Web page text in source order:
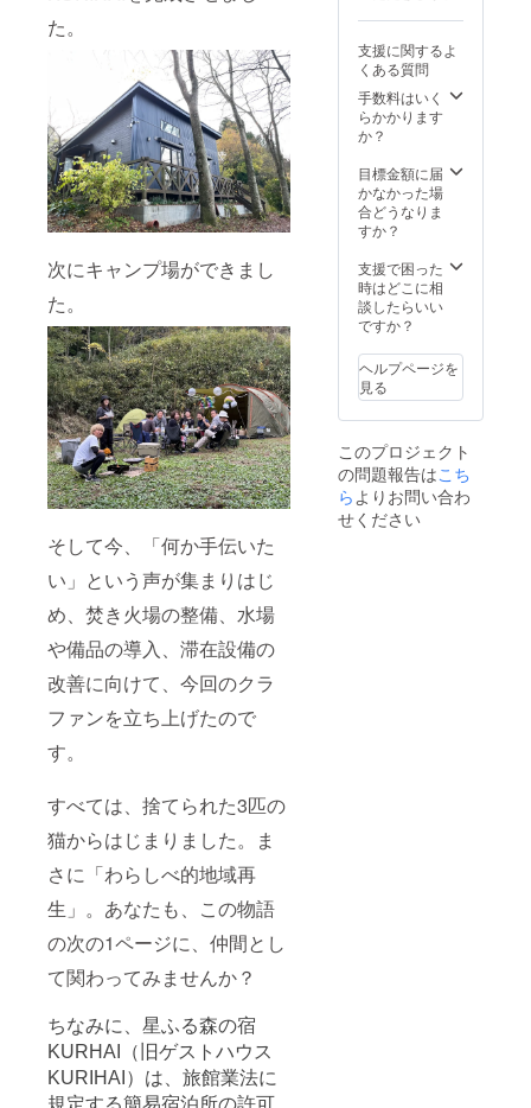
た。
次にキャンプ場ができまし
た。
そして今、「何か手伝いた
い」という声が集まりはじ
め、焚き火場の整備、水場
や備品の導入、滞在設備の
改善に向けて、今回のクラ
ファンを立ち上げたので
す。
すべては、捨てられた3匹の
猫からはじまりました。ま
さに「わらしべ的地域再
生」。あなたも、この物語
の次の1ページに、仲間とし
て関わってみませんか？
ちなみに、星ふる森の宿
KURHAI（旧ゲストハウス
KURIHAI）は、旅館業法に
規定する簡易宿泊所の許可
森に刻みません
か？ ・掲載期
間：事業が存続
する限り掲載 ・
掲載方法：文字
のみ、ロゴ・バ
ナー掲載 ・注意
必ず備考欄に掲
載を希望される
お名前をご記入
ください
ムービー”です。
忙しい日々
の合間に、心と
身体を整える“火
の時間”をお届け
します。
※収録時間：
20〜30分程度
（複数バージョ
ンあり）
提供方
法：支援者限定
のYouTube限定
公開リンクを、
メールにてお送
りします。
視聴期
限：無制限（お
好きなタイミン
す） 再
生環境：PC／ス
マートフォン／
タブレットな
ど、インター
ンク 森の中
で焚き火がパチ
パチとはぜる
音。虫の声、鳥
のさえずり、風
が木々を揺らす
音。
収録した、癒し
の“自然サウンド
ムービー”です。
忙しい日々
身体を整える“火
の時間”をお届け
します。
※収録時間：
（複数バージョ
ンあり）
提供方
法：支援者限定
のYouTube限定
公開リンクを、
メールにてお送
りします。
期限：
無制限（お好き
支援に関するよ
くある質問
手数料はいく
らかかります
か？
目標金額に届
かなかった場
合どうなりま
すか？
支援で困った
時はどこに相
談したらいい
ですか？
ヘルプページを
見る
このプロジェクト
の問題報告はこち
ら よりお問い合わ
せください